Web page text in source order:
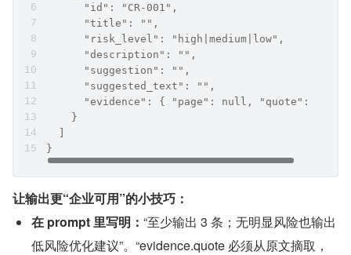
      "id": "CR-001",
      "title": "",
      "risk_level": "high|medium|low",
      "description": "",
      "suggestion": "",
      "suggested_text": "",
      "evidence": { "page": null, "quote": "" }
    }
}
让输出更“企业可用”的小技巧：
在 prompt 里写明： “至少输出 3 条；无明显风险也输出
低风险优化建议”。“evidence.quote 必须从原文摘取，